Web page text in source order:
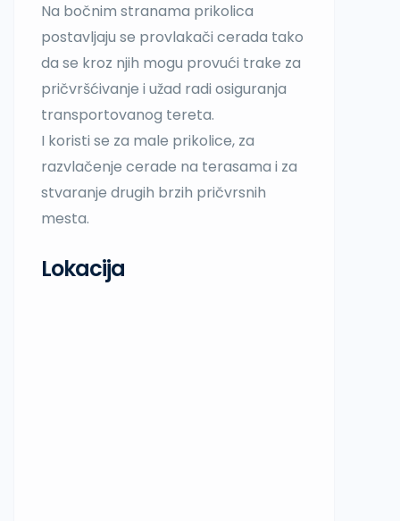
Na bočnim stranama prikolica
postavljaju se provlakači cerada tako
da se kroz njih mogu provući trake za
pričvršćivanje i užad radi osiguranja
transportovanog tereta.
I koristi se za male prikolice, za
razvlačenje cerade na terasama i za
stvaranje drugih brzih pričvrsnih
mesta.
Lokacija